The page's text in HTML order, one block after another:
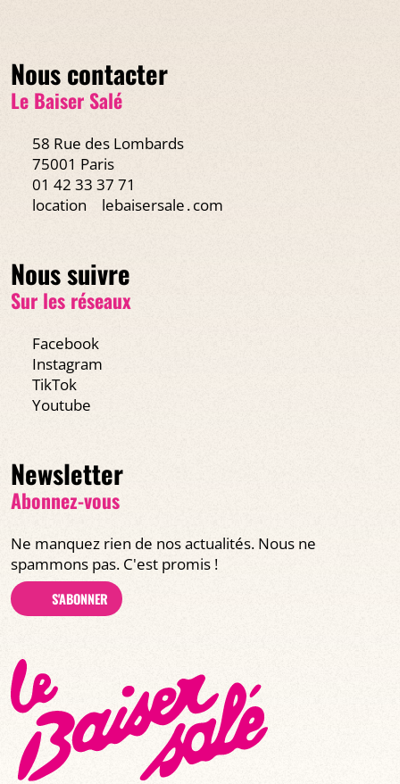
Nous contacter
Le Baiser Salé
58 Rue des Lombards
75001 Paris
01 42 33 37 71
location
lebaisersale․com
Nous suivre
Sur les réseaux
Facebook
Instagram
TikTok
Youtube
Newsletter
Abonnez-vous
Ne manquez rien de nos actualités. Nous ne
spammons pas. C'est promis !
S'ABONNER